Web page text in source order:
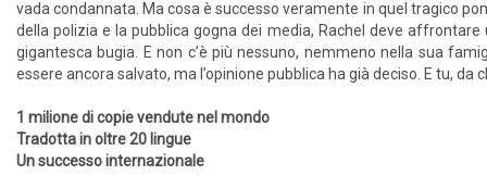
vada condannata. Ma cosa è successo veramente in quel tragico
della polizia e la pubblica gogna dei media, Rachel deve
gigantesca bugia. E non c’è più nessuno, nemmeno nella sua
essere ancora salvato, ma l’opinione pubblica ha già deciso. E tu, da
1 milione di copie vendute nel mondo
Tradotta in oltre 20 lingue
Un successo internazionale